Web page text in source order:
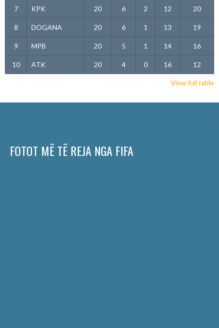
7 KPK 20 6 2 12 20
8 DOGANA 20 6 1 13 19
9 MPB 20 5 1 14 16
10 ATK 20 4 0 16 12
View full table
FOTOT MË TË REJA NGA FIFA